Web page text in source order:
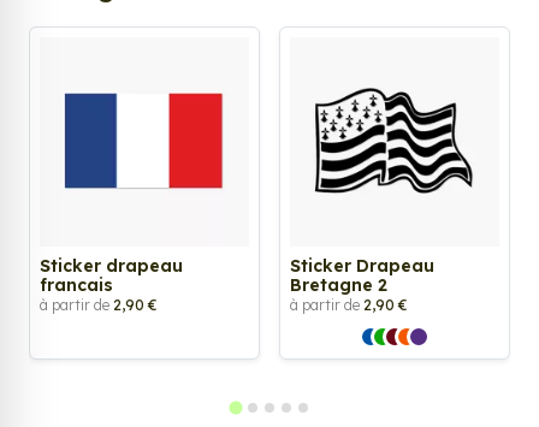
Sticker drapeau
francais
à partir de 2,90 €
Sticker Drapeau
Bretagne 2
à partir de 2,90 €